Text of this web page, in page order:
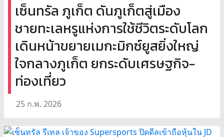
เซ็นทรัล ภูเก็ต ดันภูเก็ตสู่เมือง
ชายทะเลหรูแห่งการใช้ชีวิตระดับโลก
เดินหน้าขยายเมกะมิกซ์ยูสยิ่งใหญ่
ใจกลางภูเก็ต ยกระดับเศรษฐกิจ-
ท่องเที่ยว
25 ก.พ. 2026